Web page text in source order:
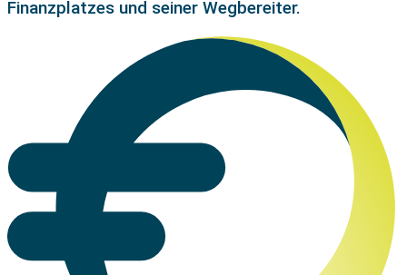
Finanzplatzes und seiner Wegbereiter.